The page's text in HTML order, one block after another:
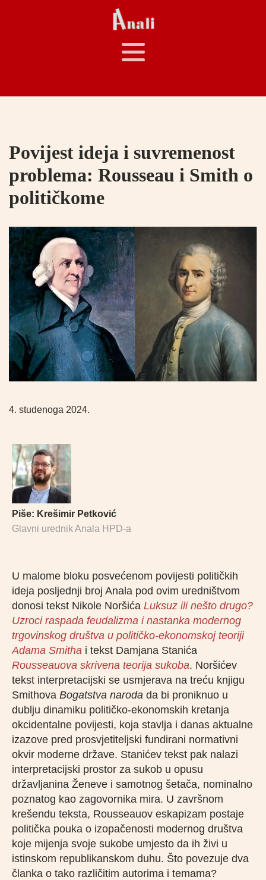
Povijest ideja i suvremenost
problema: Rousseau i Smith o
političkome
4. studenoga 2024.
Piše: Krešimir Petković
Glavni urednik Anala HPD-a
U malome bloku posvećenom povijesti političkih
ideja posljednji broj Anala pod ovim uredništvom
donosi tekst Nikole Noršića Luksuz ili nešto drugo?
Uzroci raspada feudalizma i nastanka modernog
trgovinskog društva u političko-ekonomskoj teoriji
Adama Smitha i tekst Damjana Stanića
Rousseauova skrivena teorija sukoba. Noršićev
tekst interpretacijski se usmjerava na treću knjigu
Smithova Bogatstva naroda da bi proniknuo u
dublju dinamiku političko-ekonomskih kretanja
okcidentalne povijesti, koja stavlja i danas aktualne
izazove pred prosvjetiteljski fundirani normativni
okvir moderne države. Stanićev tekst pak nalazi
interpretacijski prostor za sukob u opusu
državljanina Ženeve i samotnog šetača, nominalno
poznatog kao zagovornika mira. U završnom
krešendu teksta, Rousseauov eskapizam postaje
politička pouka o izopačenosti modernog društva
koje mijenja svoje sukobe umjesto da ih živi u
istinskom republikanskom duhu. Što povezuje dva
članka o tako različitim autorima i temama?